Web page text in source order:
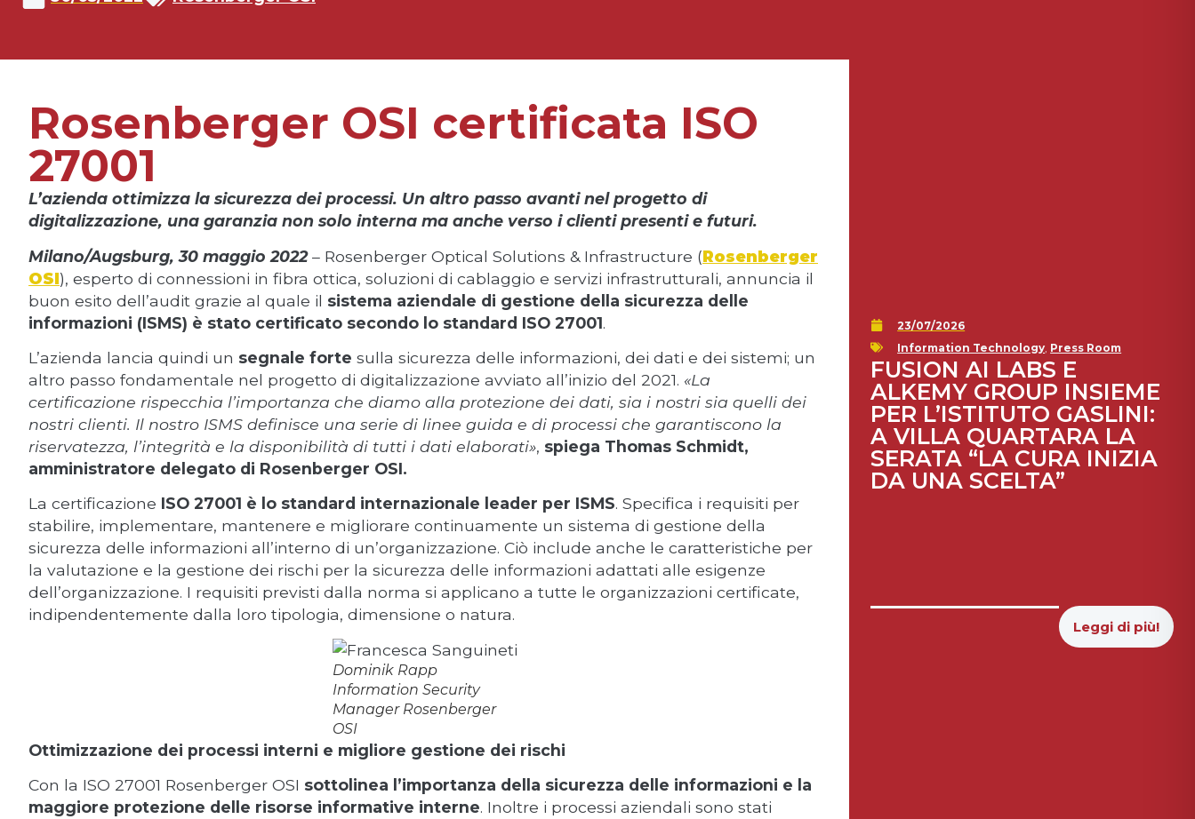
Rosenberger OSI certificata ISO
27001
L’azienda ottimizza la sicurezza dei processi. Un altro passo avanti nel progetto di
digitalizzazione, una garanzia non solo interna ma anche verso i clienti presenti e futuri.
Milano/Augsburg, 30 maggio 2022– Rosenberger Optical Solutions & Infrastructure (Rosenberger
OSI), esperto di connessioni in fibra ottica, soluzioni di cablaggio e servizi infrastrutturali, annuncia il
buon esito dell’audit grazie al quale il sistema aziendale di gestione della sicurezza delle
informazioni (ISMS) è stato certificato secondo lo standard ISO 27001.
L’azienda lancia quindi un segnale forte sulla sicurezza delle informazioni, dei dati e dei sistemi; un
altro passo fondamentale nel progetto di digitalizzazione avviato all’inizio del 2021. «La
certificazione rispecchia l’importanza che diamo alla protezione dei dati, sia i nostri sia quelli dei
nostri clienti. Il nostro ISMS definisce una serie di linee guida e di processi che garantiscono la
riservatezza, l’integrità e la disponibilità di tutti i dati elaborati», spiega Thomas Schmidt,
amministratore delegato di Rosenberger OSI.
La certificazione ISO 27001 è lo standard internazionale leader per ISMS. Specifica i requisiti per
stabilire, implementare, mantenere e migliorare continuamente un sistema di gestione della
sicurezza delle informazioni all’interno di un’organizzazione. Ciò include anche le caratteristiche per
la valutazione e la gestione dei rischi per la sicurezza delle informazioni adattati alle esigenze
dell’organizzazione. I requisiti previsti dalla norma si applicano a tutte le organizzazioni certificate,
indipendentemente dalla loro tipologia, dimensione o natura.
Dominik Rapp
Information Security
Manager Rosenberger
OSI
Ottimizzazione dei processi interni e migliore gestione dei rischi
Con la ISO 27001 Rosenberger OSI sottolinea l’importanza della sicurezza delle informazioni e la
maggiore protezione delle risorse informative interne. Inoltre i processi aziendali sono stati
23/07/2026
Information Technology Press Room
FUSION AI LABS E
ALKEMY GROUP INSIEME
PER L’ISTITUTO GASLINI:
A VILLA QUARTARA LA
SERATA “LA CURA INIZIA
DA UNA SCELTA”
Leggi di più!